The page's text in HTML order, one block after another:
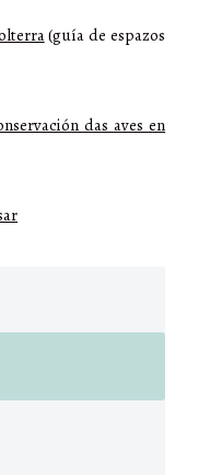
(guía de espazos
das aves en